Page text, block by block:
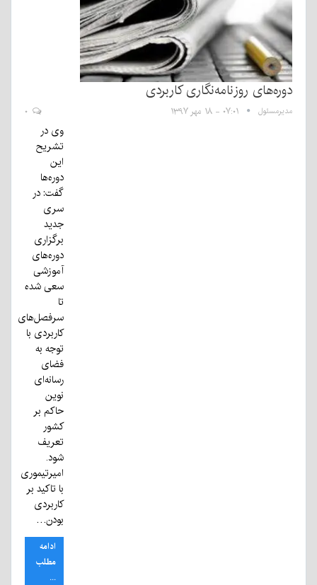
دوره‌های روزنامه‌نگاری کاربردی
مدیرمسئول ۰۷:۰۱ - ۱۸ مهر ۱۳۹۷
وی در
تشریح
این
دوره‌ها
گفت: در
سری
جدید
برگزاری
دوره‌های
آموزشی
سعی شده
تا
سرفصل‌های
کاربردی با
توجه به
فضای
رسانه‌ای
نوین
حاکم بر
کشور
تعریف
شود.
امیرتیموری
با تاکید بر
کاربردی
بودن…
ادامه
مطلب
...